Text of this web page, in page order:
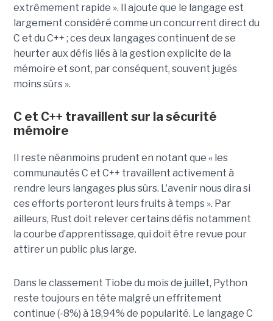
extrêmement rapide ». Il ajoute que le langage est
largement considéré comme un concurrent direct du
C et du C++ ; ces deux langages continuent de se
heurter aux défis liés à la gestion explicite de la
mémoire et sont, par conséquent, souvent jugés
moins sûrs ».
C et C++ travaillent sur la sécurité
mémoire
Il reste néanmoins prudent en notant que « les
communautés C et C++ travaillent activement à
rendre leurs langages plus sûrs. L'avenir nous dira si
ces efforts porteront leurs fruits à temps ». Par
ailleurs, Rust doit relever certains défis notamment
la courbe d’apprentissage, qui doit être revue pour
attirer un public plus large.
Dans le classement Tiobe du mois de juillet, Python
reste toujours en tête malgré un effritement
continue (-8%) à 18,94% de popularité. Le langage C